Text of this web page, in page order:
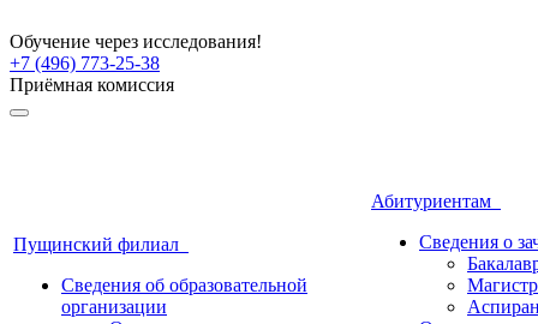
Обучение через исследования!
+7 (496) 773-25-38
Приёмная комиссия
Пущинский филиал
Сведения об образовательной
организации
Абитуриентам
Сведения о